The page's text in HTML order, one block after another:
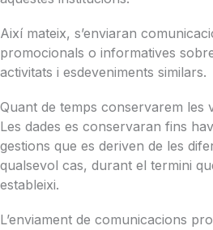
Així mateix, s’enviaran
promocionals o informatives
activitats i esdeveniments similars.
Quant de temps conservarem les
Les dades es conservaran fins
gestions que es deriven de les
qualsevol cas, durant el termini
estableixi.
L’enviament de comunicacions